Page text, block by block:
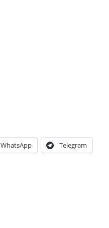
WhatsApp Telegram